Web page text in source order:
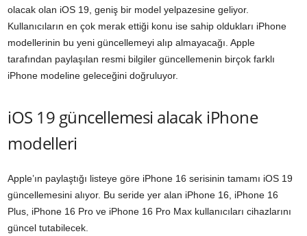
olacak olan iOS 19, geniş bir model yelpazesine geliyor.
Kullanıcıların en çok merak ettiği konu ise sahip oldukları iPhone
modellerinin bu yeni güncellemeyi alıp almayacağı. Apple
tarafından paylaşılan resmi bilgiler güncellemenin birçok farklı
iPhone modeline geleceğini doğruluyor.
iOS 19 güncellemesi alacak iPhone
modelleri
Apple’ın paylaştığı listeye göre iPhone 16 serisinin tamamı iOS 19
güncellemesini alıyor. Bu seride yer alan iPhone 16, iPhone 16
Plus, iPhone 16 Pro ve iPhone 16 Pro Max kullanıcıları cihazlarını
güncel tutabilecek.